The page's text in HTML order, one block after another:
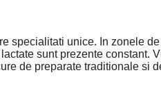
specialitati unice. In zonele
sunt prezente constant.
de preparate traditionale si